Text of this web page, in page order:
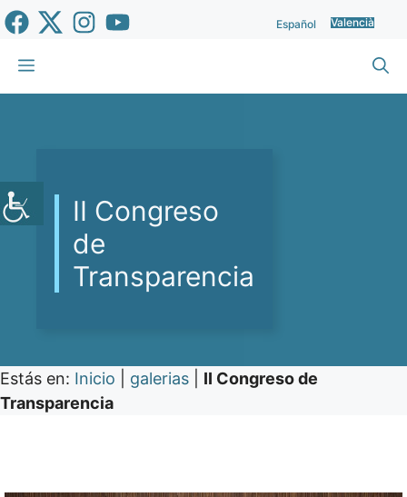
Vés
al
contingut
Español Valencià
Menu
II Congreso
de
Transparencia
Estás en: Inicio galerias
II Congreso de
Transparencia